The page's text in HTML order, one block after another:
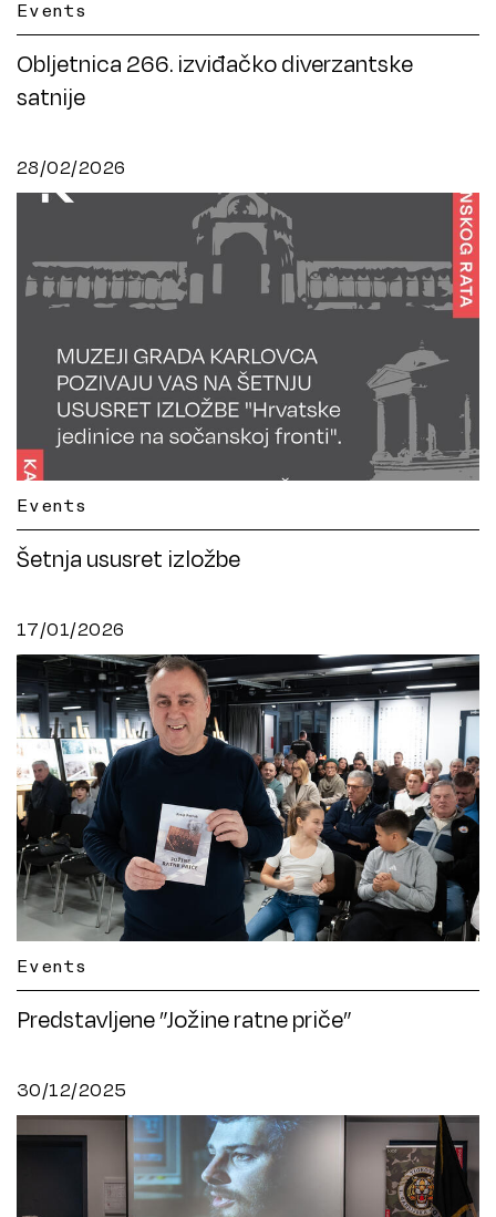
Events
Obljetnica 266. izviđačko diverzantske
satnije
28/02/2026
Events
Šetnja ususret izložbe
17/01/2026
Events
Predstavljene ”Jožine ratne priče”
30/12/2025